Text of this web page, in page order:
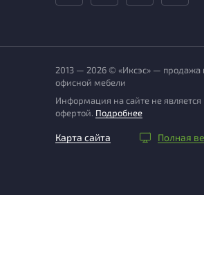
2013 — 2026 © «Иксэс» — продажа
офисной мебели
Информация на сайте не является
офертой. Подробнее
Карта сайта Полная